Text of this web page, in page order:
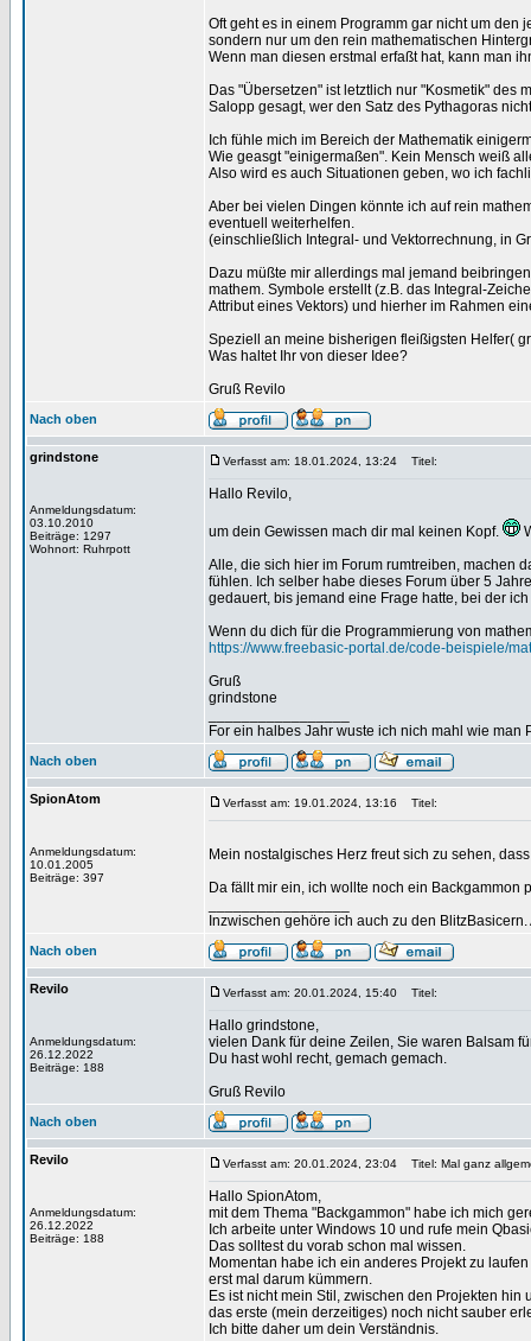
Oft geht es in einem Programm gar nicht um den
sondern nur um den rein mathematischen
Wenn man diesen erstmal erfaßt hat, kann man
Das "Übersetzen" ist letztlich nur "Kosmetik" des
Salopp gesagt, wer den Satz des Pythagoras
Ich fühle mich im Bereich der Mathematik
Wie geasgt "einigermaßen". Kein Mensch weiß
Also wird es auch Situationen geben, wo ich
Aber bei vielen Dingen könnte ich auf rein
eventuell weiterhelfen.
(einschließlich Integral- und Vektorrechnung, in
Dazu müßte mir allerdings mal jemand
mathem. Symbole erstellt (z.B. das Integral-
Attribut eines Vektors) und hierher im Rahmen
Speziell an meine bisherigen fleißigsten Helfer(
Was haltet Ihr von dieser Idee?
Gruß Revilo
Nach oben
grindstone
Anmeldungsdatum:
03.10.2010
Beiträge: 1297
Wohnort: Ruhrpott
Verfasst am: 18.01.2024, 13:24 Titel:
Hallo Revilo,
um dein Gewissen mach dir mal keinen Kopf.
Alle, die sich hier im Forum rumtreiben, machen
fühlen. Ich selber habe dieses Forum über 5
gedauert, bis jemand eine Frage hatte, bei der
Wenn du dich für die Programmierung von
https://www.freebasic-portal.de/code-beispiele/
Gruß
grindstone
For ein halbes Jahr wuste ich nich mahl wie man
Nach oben
SpionAtom
Anmeldungsdatum:
10.01.2005
Beiträge: 397
Verfasst am: 19.01.2024, 13:16 Titel:
Mein nostalgisches Herz freut sich zu sehen,
Da fällt mir ein, ich wollte noch ein Backgammon
Inzwischen gehöre ich auch zu den
Nach oben
Revilo
Anmeldungsdatum:
26.12.2022
Beiträge: 188
Verfasst am: 20.01.2024, 15:40 Titel:
Hallo grindstone,
vielen Dank für deine Zeilen, Sie waren Balsam
Du hast wohl recht, gemach gemach.
Gruß Revilo
Nach oben
Revilo
Anmeldungsdatum:
26.12.2022
Beiträge: 188
Verfasst am: 20.01.2024, 23:04 Titel: Mal ganz
Hallo SpionAtom,
mit dem Thema "Backgammon" habe ich mich
Ich arbeite unter Windows 10 und rufe mein
Das solltest du vorab schon mal wissen.
Momentan habe ich ein anderes Projekt zu
erst mal darum kümmern.
Es ist nicht mein Stil, zwischen den Projekten hin
das erste (mein derzeitiges) noch nicht sauber
Ich bitte daher um dein Verständnis.